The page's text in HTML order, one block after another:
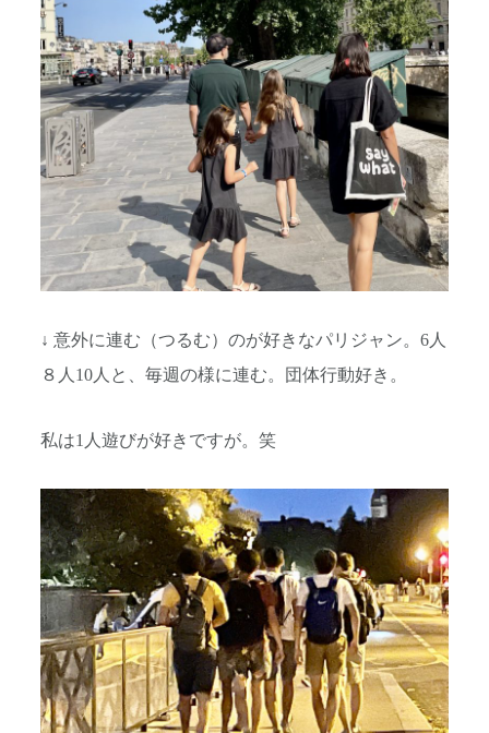
↓ 意外に連む（つるむ）のが好きなパリジャン。6人
８人10人と、毎週の様に連む。団体行動好き。
私は1人遊びが好きですが。笑